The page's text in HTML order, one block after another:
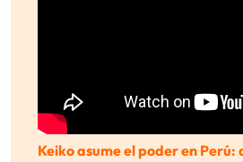
Keiko asume el poder en Perú: